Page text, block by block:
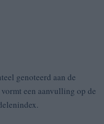
genoteerd aan de
een aanvulling op de